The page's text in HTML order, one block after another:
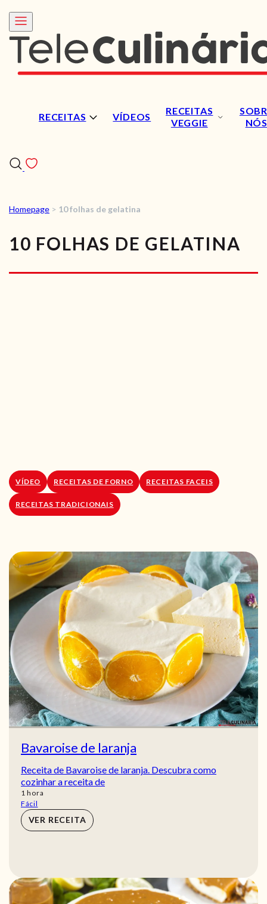
RECEITAS VÍDEOS
RECEITAS
VEGGIE
NÓS
RECEITAS
VÍDEOS
RECEITAS VEGGIE
Homepage > 10 folhas de gelatina
10 FOLHAS DE GELATINA
VÍDEO RECEITAS DE FORNO RECEITAS FACEIS
RECEITAS TRADICIONAIS
Bavaroise de laranja
Receita de Bavaroise de laranja. Descubra como
cozinhar a receita de
1 hora
hora
Fácil
VER RECEITA